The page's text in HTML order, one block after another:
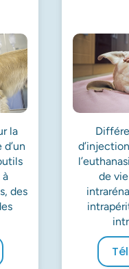
la
à
des
de
Les champs